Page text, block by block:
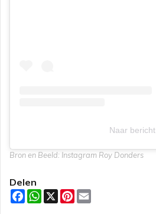
Naar bericht
Bron en Beeld: Instagram Roy Donders
Delen
F
a
W
h
X
P